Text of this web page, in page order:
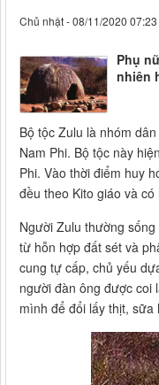
Chủ nhật - 08/11/2020 07:23
Phụ
nhiên
Bộ tộc Zulu là nhóm
Nam Phi. Bộ tộc này
Phi. Vào thời điểm huy
đều theo Kito giáo và
Người Zulu thường
từ hỗn hợp đất sét và
cung tự cấp, chủ yếu
người đàn ông được coi
mình để đổi lấy thịt, sữa